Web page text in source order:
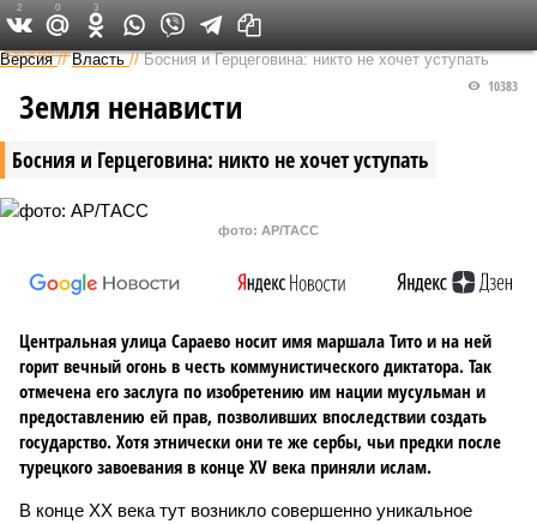
Федеральный выпуск
Версия //Власть //Босния и Герцеговина: никто не хочет уступать
Босния и Герцеговина: никто не хочет уступать
10383
Земля ненависти
фото: AP/ТАСС
Центральная улица Сараево носит имя маршала Тито и на ней
горит вечный огонь в честь коммунистического диктатора. Так
отмечена его заслуга по изобретению им нации мусульман и
предоставлению ей прав, позволивших впоследствии создать
государство. Хотя этнически они те же сербы, чьи предки после
турецкого завоевания в конце XV века приняли ислам.
В конце XX века тут возникло совершенно уникальное
2 0 3